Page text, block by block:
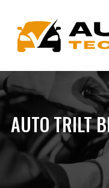
AUTO TRILT